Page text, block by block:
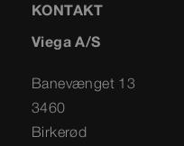
KONTAKT
Viega A/S
Banevænget 13
3460
Birkerød